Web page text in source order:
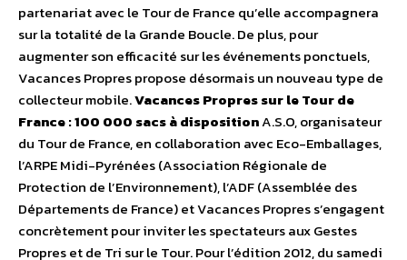
partenariat avec le Tour de France qu’elle accompagnera
sur la totalité de la Grande Boucle. De plus, pour
augmenter son efficacité sur les événements ponctuels,
Vacances Propres propose désormais un nouveau type de
collecteur mobile.Vacances Propres sur le Tour de
France : 100 000 sacs à dispositionA.S.O, organisateur
du Tour de France, en collaboration avec Eco-Emballages,
l’ARPE Midi-Pyrénées (Association Régionale de
Protection de l’Environnement), l’ADF (Assemblée des
Départements de France) et Vacances Propres s’engagent
concrètement pour inviter les spectateurs aux Gestes
Propres et de Tri sur le Tour. Pour l’édition 2012, du samedi